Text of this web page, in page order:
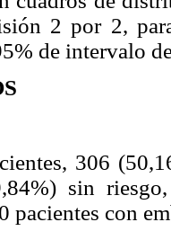
2 por 2,
de intervalo
306
sin
pacientes con